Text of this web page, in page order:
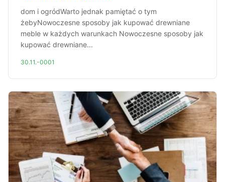
dom i ogródWarto jednak pamiętać o tym
żebyNowoczesne sposoby jak kupować drewniane
meble w każdych warunkach Nowoczesne sposoby jak
kupować drewniane...
30.11.-0001